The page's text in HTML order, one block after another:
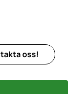
oss!